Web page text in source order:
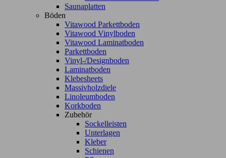
Saunaplatten
Böden
Vitawood Parkettboden
Vitawood Vinylboden
Vitawood Laminatboden
Parkettboden
Vinyl-/Designboden
Laminatboden
Klebesheets
Massivholzdiele
Linoleumboden
Korkboden
Zubehör
Sockelleisten
Unterlagen
Kleber
Schienen